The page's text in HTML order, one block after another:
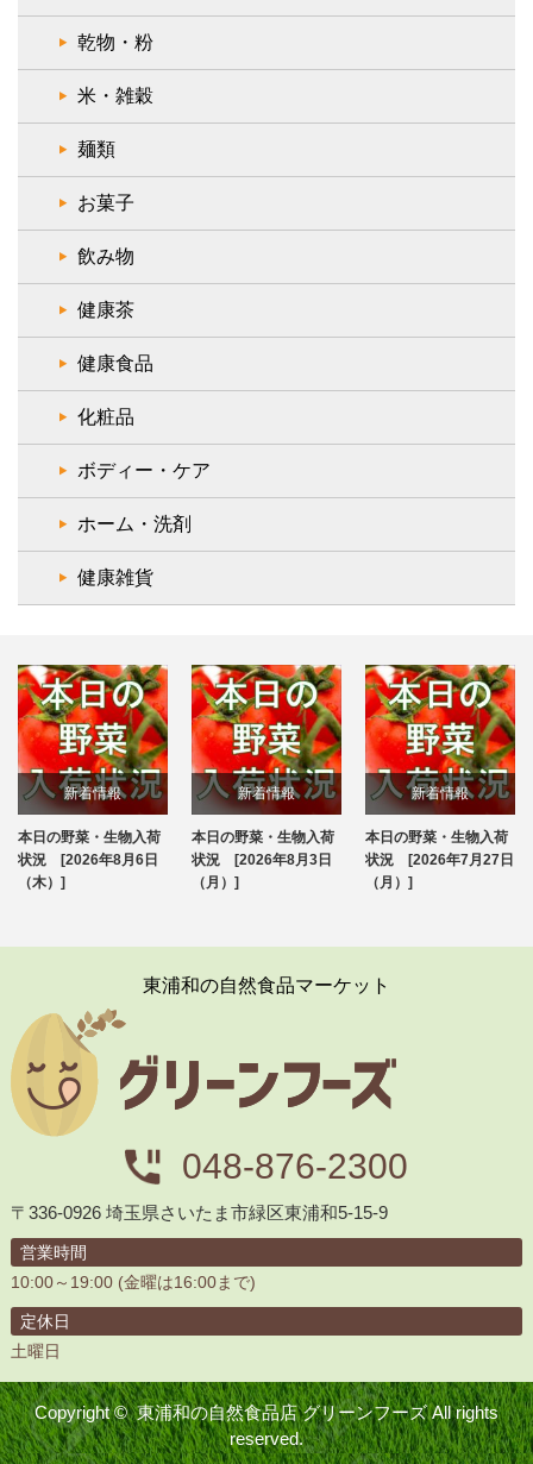
乾物・粉
米・雑穀
麺類
お菓子
飲み物
健康茶
健康食品
化粧品
ボディー・ケア
ホーム・洗剤
健康雑貨
新着情報
ブログ
本日の野菜・生物入荷
状況 [2026年8月6日
（木）]
新着情報
ブログ
本日の野菜・生物入荷
状況 [2026年8月3日
（月）]
新着情報
ブログ
本日の野菜・生物入荷
状況 [2026年7月27日
（月）]
東浦和の自然食品マーケット
048-876-2300
〒336-0926 埼玉県さいたま市緑区東浦和5-15-9
営業時間
10:00～19:00 (金曜は16:00まで)
定休日
土曜日
Copyright ©東浦和の自然食品店 グリーンフーズAll rights
reserved.